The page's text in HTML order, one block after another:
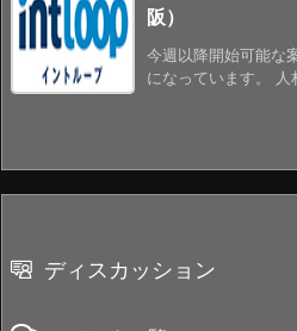
阪）
今週以降開始可能な
になっています。 人
ディスカッション